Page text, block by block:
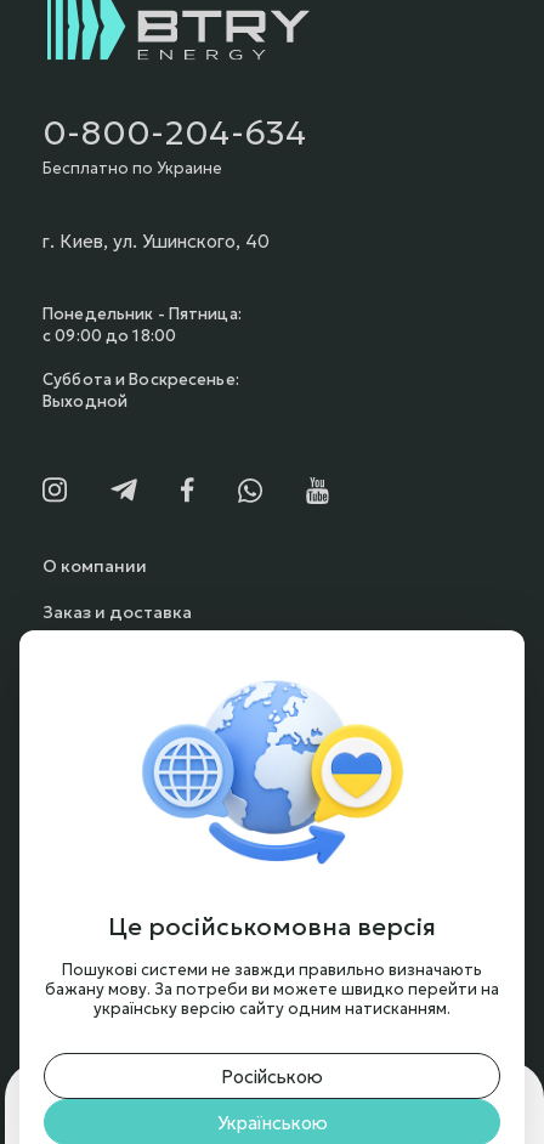
О компании
Заказ и доставка
Гарантия и возврат
Аккумуляторы под заказ
Условия оформления заказа
Контакты
0-800-204-634
Бесплатно по Украине
г. Киев, ул. Ушинского, 40
Понедельник - Пятница:
с 09:00 до 18:00
Суббота и Воскресенье:
Выходной
© 2024 - 2026, BTRY.ENERGY
Це російськомовна версія
Пошукові системи не завжди правильно визначають
бажану мову. За потреби ви можете швидко перейти на
українську версію сайту одним натисканням.
Російською
Українською
Для чего нам нужны cookie?🍪 Мы используем cookie,
чтобы обеспечить вам максимальное удобство на